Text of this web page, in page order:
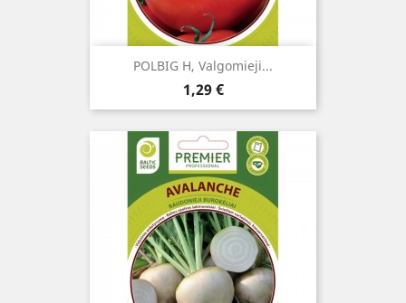
POLBIG H, Valgomieji...
Kaina
1,29 €